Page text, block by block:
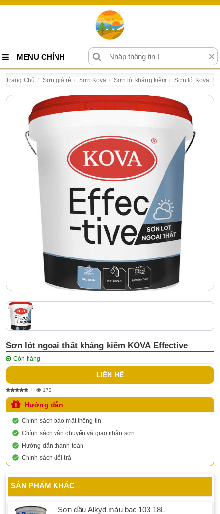
MENU CHÍNH ×
Trang Chủ Sơn giá rẻ Sơn Kova Sơn lót kháng kiềm Sơn lót Kova
Sơn lót ngoại thất kháng kiềm KOVA Effective
Còn hàng
LIÊN HỆ
172
Hướng dẫn
Chính sách bảo mật thông tin
Chính sách vận chuyển và giao nhận sơn
Hướng dẫn thanh toán
Chính sách đổi trả
SẢN PHẨM KHÁC
Sơn dầu Alkyd màu bạc 103 18L